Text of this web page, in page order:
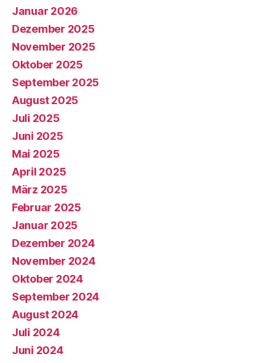
Januar 2026
Dezember 2025
November 2025
Oktober 2025
September 2025
August 2025
Juli 2025
Juni 2025
Mai 2025
April 2025
März 2025
Februar 2025
Januar 2025
Dezember 2024
November 2024
Oktober 2024
September 2024
August 2024
Juli 2024
Juni 2024